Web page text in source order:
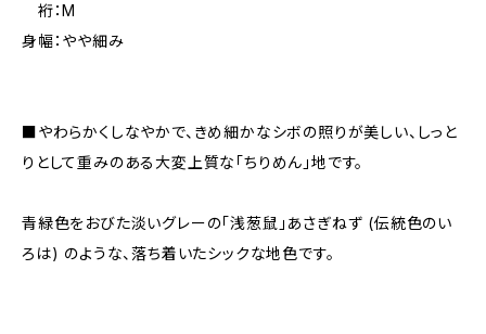
裄：M
身幅：やや細み
■やわらかくしなやかで、きめ細かなシボの照りが美しい、しっと
りとして重みのある大変上質な「ちりめん」地です。
青緑色をおびた淡いグレーの「浅葱鼠」あさぎねず (伝統色のい
ろは) のような、落ち着いたシックな地色です。